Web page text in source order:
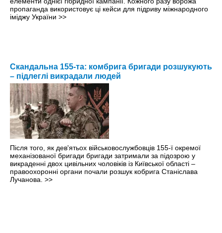
пропаганда використовує ці кейси для підриву міжнародного
іміджу України >>
Скандальна 155-та: комбрига бригади розшукують
– підлеглі викрадали людей
Після того, як дев'ятьох військовослужбовців 155-ї окремої
механізованої бригади бригади затримали за підозрою у
викраденні двох цивільних чоловіків із Київської області –
правоохоронні органи почали розшук кобрига Станіслава
Лучанова. >>